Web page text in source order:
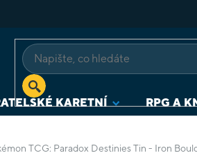
KARETNÍ RPG A
TCG: Paradox Destinies Tin - Iron